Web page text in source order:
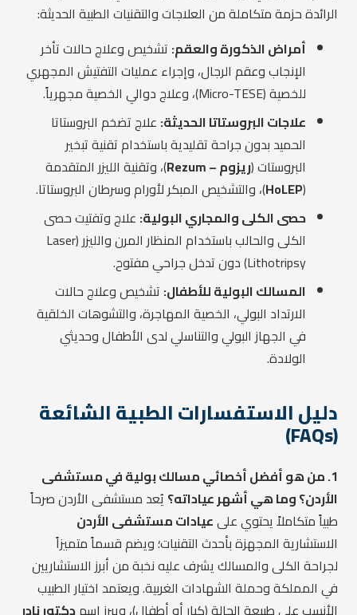
الرائدة حزمة متكاملة من العلاجات والتقنيات الطبية الحديثة:
أمراض الذكورة والعقم: تشخيص وعلاج حالات تأخر
الإنجاب وعقم الرجال، وإجراء عمليات التفتيش المجهري
للخصية (Micro-TESE)، وعلاج دوالي الخصية مجهرياً.
علاجات البروستاتا الحديثة: علاج تضخم البروستاتا
الحميد بدون جراحة تقليدية باستخدام تقنية تبخير
البروستات (ريزوم – Rezum
)، وتقنية الليزر المتقدمة
(
HoLEP)، والتشخيص المبكر لأورام وسرطان البروستاتا.
حصى الكلى والمجاري البولية: علاج وتفتيت حصى
الكلى والحالب باستخدام المنظار المرن والليزر (Laser
Lithotripsy) دون تدخل جراحي مفتوح.
المسالك البولية للأطفال: تشخيص وعلاج حالات
الارتداد البولي، الخصية المهاجرة، والتشوهات الخلقية
في الجهاز البولي والتناسلي لدى الأطفال وحديثي
الولادة.
دليل الاستفسارات الطبية الشائعة
(FAQs)
1. من هو أفضل أخصائي مسالك بولية في مستشفى
الأردن؟ وما هي أشهر عياداته؟ يُعد مستشفى الأردن صرحاً
طبياً متكاملاً يحتوي علىعيادات مستشفى الأردن
الاستشارية المجهزة بأحدث التقنيات؛ ويضم قسماً متميزاً
لجراحة الكلى والمسالك يشرف عليه نخبة من أبرز الاستشاريين
في المملكة وحملة الشهادات الغربية. ويعتمد اختيار الطبيب